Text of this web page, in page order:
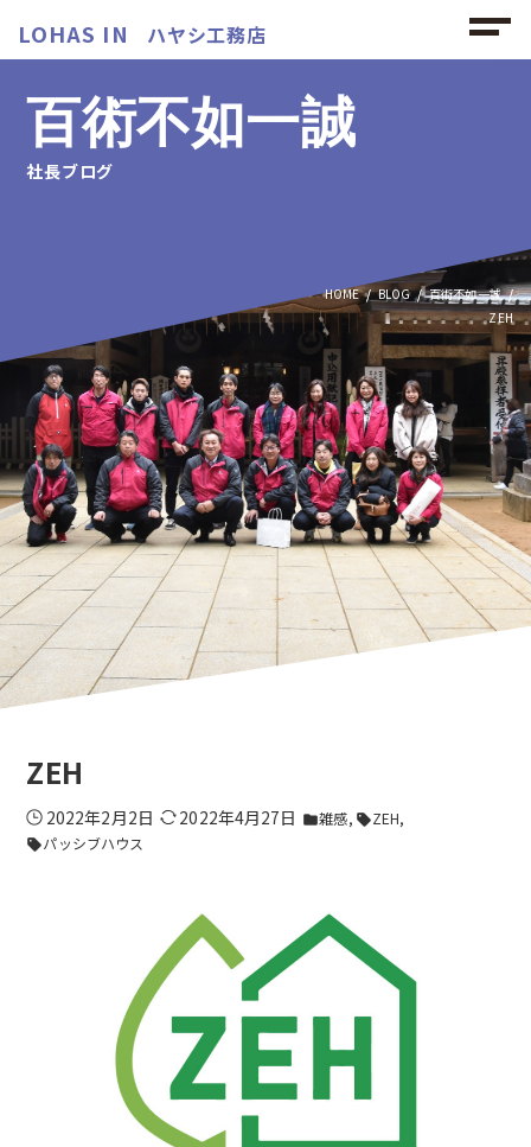
LOHAS IN ハヤシ工務店
百術不如一誠
社長ブログ
HOME BLOG
百術不如一誠
ZEH
ZEH
2022年2月2日 2022年4月27日 folder雑感 sellZEH
sellパッシブハウス